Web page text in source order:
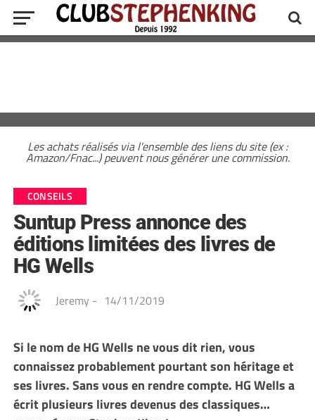
Les achats réalisés via l'ensemble des liens du site (ex :
Amazon/Fnac...) peuvent nous générer une commission.
CONSEILS
Suntup Press annonce des
éditions limitées des livres de
HG Wells
Jeremy - 14/11/2019
Si le nom de HG Wells ne vous dit rien, vous
connaissez probablement pourtant son héritage et
ses livres. Sans vous en rendre compte. HG Wells a
écrit plusieurs livres devenus des classiques…